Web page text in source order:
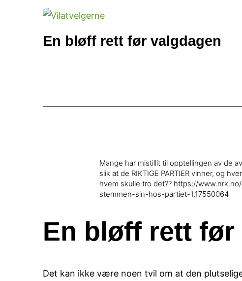
En bløff rett før valgdagen
Mange har mistillit til opptellingen av de
slik at de RIKTIGE PARTIER vinner, og
hvem skulle tro det?? https://
stemmen-sin-hos-partiet-1.17550064
En bløff rett før
Det kan ikke være noen tvil om at den